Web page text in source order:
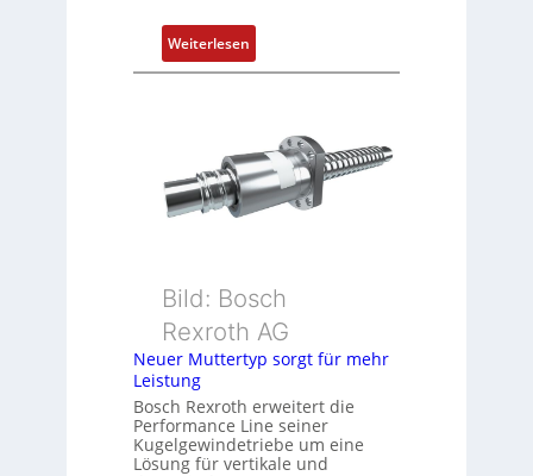
i
t
s
m
e
n
u
d
Z
u
Weiterlesen:
D
g
e
b
k
m
b
n
i
e
Bild: Bosch
Rexroth AG
Neuer Muttertyp sorgt für mehr
Leistung
Bosch Rexroth erweitert die
Performance Line seiner
Kugelgewindetriebe um eine
Lösung für vertikale und